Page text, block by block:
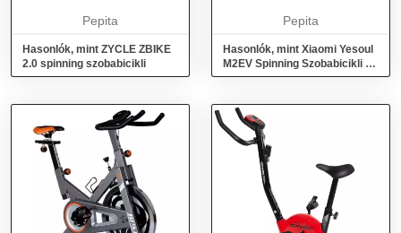
Pepita
Hasonlók, mint ZYCLE ZBIKE
2.0 spinning szobabicikli
Pepita
Hasonlók, mint Xiaomi Yesoul
M2EV Spinning Szobabicikli -
Fehér